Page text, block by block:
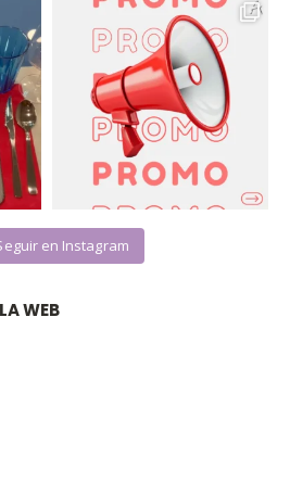
en Instagram
WEB